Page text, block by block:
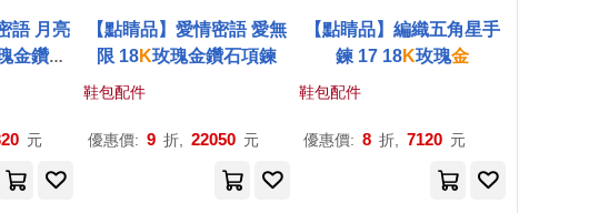
語 月亮
金鑽石
元
【點睛品】愛情密語 愛無
限 18K玫瑰金鑽石項鍊
鞋包配件
優惠價: 9 折, 22050 元
【點睛品】編織五角星手
鍊 17 18K玫瑰金
鞋包配件
優惠價: 8 折, 7120 元